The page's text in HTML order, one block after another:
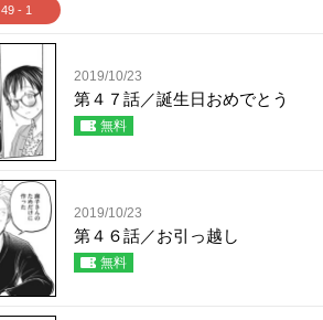
49 - 1
2019/10/23
第４７話／誕生日おめでとう
無料
2019/10/23
第４６話／お引っ越し
無料